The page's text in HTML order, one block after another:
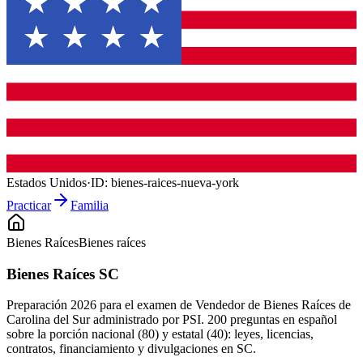
Estados Unidos·ID: bienes-raices-nueva-york
Practicar
Familia
Bienes RaícesBienes raíces
Bienes Raíces SC
Preparación 2026 para el examen de Vendedor de Bienes Raíces de
Carolina del Sur administrado por PSI. 200 preguntas en español
sobre la porción nacional (80) y estatal (40): leyes, licencias,
contratos, financiamiento y divulgaciones en SC.